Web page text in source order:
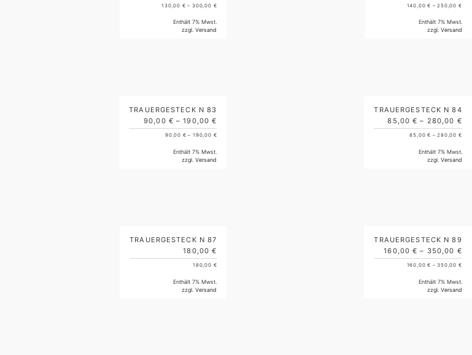
130,00 € –300,00 €
Enthält 7% Mwst.
zzgl.Versand
140,00€ –250,00 €
Enthält 7% Mwst.
zzgl. Versand
TRAUERGESTECK N 83
90,00 € –190,00€
90,00 € –190,00 €
Enthält 7% Mwst.
zzgl.Versand
TRAUERGESTECK N 84
85,00€ – 280,00 €
85,00€ –280,00 €
Enthält 7% Mwst.
zzgl. Versand
TRAUERGESTECK N 87
180,00€
180,00 €
Enthält 7% Mwst.
zzgl.Versand
TRAUERGESTECK N 89
160,00€ – 350,00 €
160,00€ –350,00 €
Enthält 7% Mwst.
zzgl. Versand